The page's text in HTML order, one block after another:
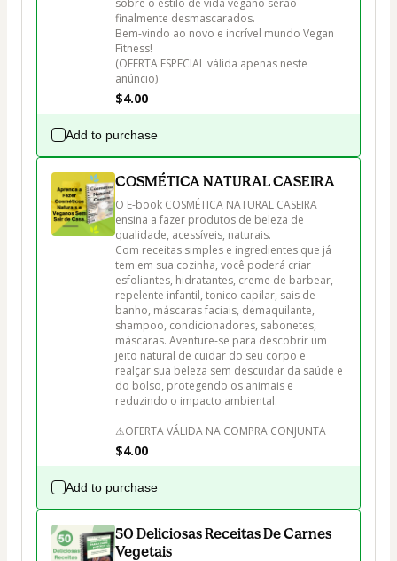
sobre o estilo de vida vegano serão
finalmente desmascarados.
Bem-vindo ao novo e incrível mundo Vegan
Fitness!
(OFERTA ESPECIAL válida apenas neste
anúncio)
$4.00
Add to purchase
COSMÉTICA NATURAL CASEIRA
O E-book COSMÉTICA NATURAL CASEIRA
ensina a fazer produtos de beleza de
qualidade, acessíveis, naturais.
Com receitas simples e ingredientes que já
tem em sua cozinha, você poderá criar
esfoliantes, hidratantes, creme de barbear,
repelente infantil, tonico capilar, sais de
banho, máscaras faciais, demaquilante,
shampoo, condicionadores, sabonetes,
máscaras. Aventure-se para descobrir um
jeito natural de cuidar do seu corpo e
realçar sua beleza sem descuidar da saúde e
do bolso, protegendo os animais e
reduzindo o impacto ambiental.
⚠OFERTA VÁLIDA NA COMPRA CONJUNTA
$4.00
Add to purchase
50 Deliciosas Receitas De Carnes
Vegetais